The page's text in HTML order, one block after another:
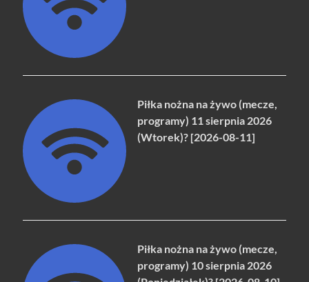
Piłka nożna na żywo (mecze,
programy) 11 sierpnia 2026
(Wtorek)? [2026-08-11]
Piłka nożna na żywo (mecze,
programy) 10 sierpnia 2026